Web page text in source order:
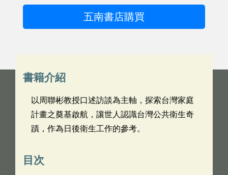
五南書店購買
書籍介紹
以周聯彬教授口述訪談為主軸，探索台灣家庭
計畫之奠基啟航，讓世人認識台灣公共衛生奇
蹟，作為日後衛生工作的參考。
目次